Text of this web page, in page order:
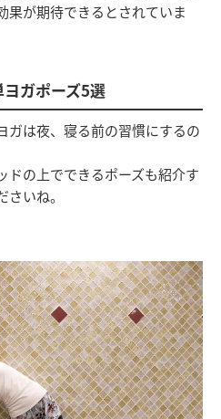
果が期待できるとされていま
ガポーズ5選
ガは夜、寝る前の習慣にするの
ドの上でできるポーズも紹介す
いね。